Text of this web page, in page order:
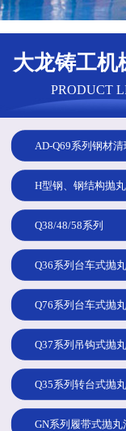
大龙铸工机
PRODUCT
AD-Q69系列钢材
H型钢、钢结构抛
Q38/48/58系列
Q36系列台车式抛
Q76系列台车式抛
Q37系列吊钩式抛
Q35系列转台式抛
GN系列履带式抛丸